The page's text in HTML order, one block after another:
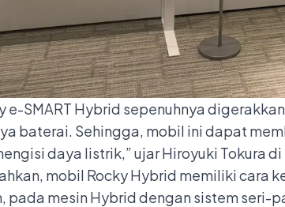
e-SMART Hybrid sepenuhnya
baterai. Sehingga, mobil ini dapat
daya listrik,” ujar Hiroyuki Tokura
mobil Rocky Hybrid memiliki
pada mesin Hybrid dengan sistem